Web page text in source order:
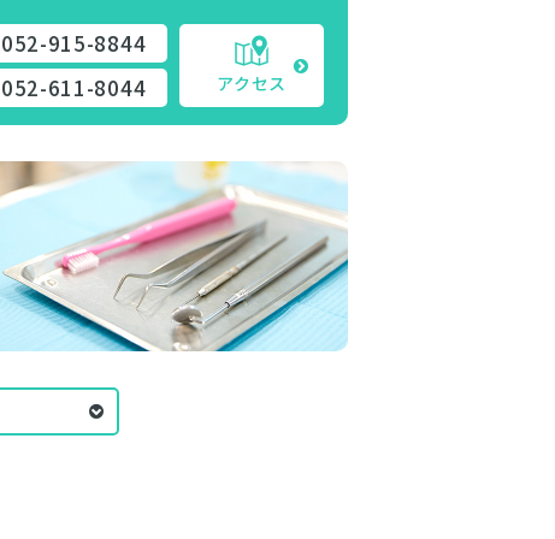
052-915-8844
052-611-8044 アクセス